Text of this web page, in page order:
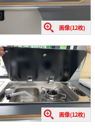
画像(12枚)
画像(12枚)